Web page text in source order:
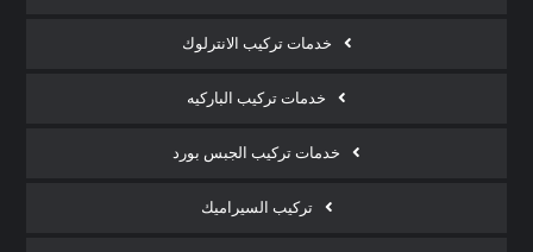
خدمات تركيب الانترلوك
خدمات تركيب الباركيه
خدمات تركيب الجبس بورد
تركيب السيراميك